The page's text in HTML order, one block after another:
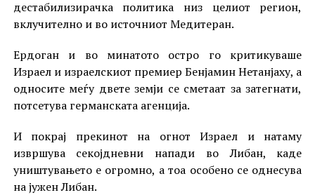
дестабилизирачка политика низ целиот регион,
вклучително и во источниот Медитеран.
Ердоган и во минатото остро го критикуваше
Израел и израелскиот премиер Бенјамин Нетанјаху, а
односите меѓу двете земји се сметаат за затегнати,
потсетува германската агенција.
И покрај прекинот на огнот Израел и натаму
извршува секојдневни напади во Либан, каде
уништувањето е огромно, а тоа особено се однесува
на јужен Либан.